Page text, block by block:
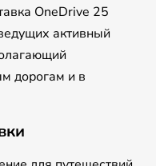
OneDrive 25
активный
дорогам и в